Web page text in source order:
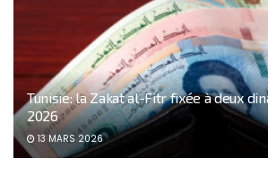
Tunisie: la Zakat al-Fitr fixée à deux
2026
13 MARS 2026